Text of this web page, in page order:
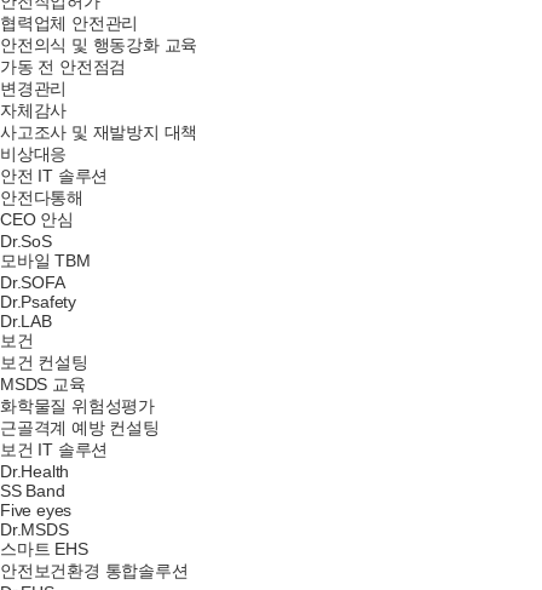
협력업체 안전관리
안전의식 및 행동강화 교육
가동 전 안전점검
변경관리
자체감사
사고조사 및 재발방지 대책
비상대응
안전 IT 솔루션
안전다통해
CEO 안심
Dr.SoS
모바일 TBM
Dr.SOFA
Dr.Psafety
Dr.LAB
보건
보건 컨설팅
MSDS 교육
화학물질 위험성평가
근골격계 예방 컨설팅
보건 IT 솔루션
Dr.Health
SS Band
Five eyes
Dr.MSDS
스마트 EHS
안전보건환경 통합솔루션